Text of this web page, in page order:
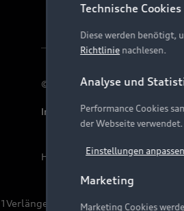
© 2026 AUDI AG. Alle Rechte
Impressum Rechtliches
Hinweis: Die aktuelle
1Verlängerung vorbehalten.
Technische Cookies
Diese werden benötigt,
Richtlinie nachlesen.
Analyse und
Performance Cookies
der Webseite verwendet.
Einstellungen anpassen
Marketing
Marketing Cookies